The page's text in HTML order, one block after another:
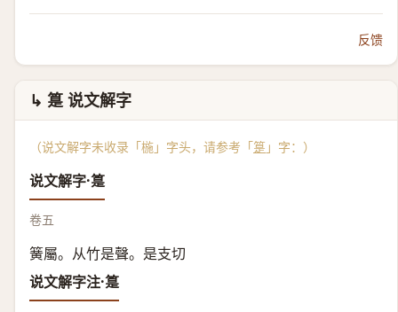
反馈
↳ 䈕 说文解字
（说文解字未收录「椸」字头，请参考「䈕 」字：）
说文解字·䈕
卷五
簧屬。从竹是聲。是支切
说文解字注·䈕